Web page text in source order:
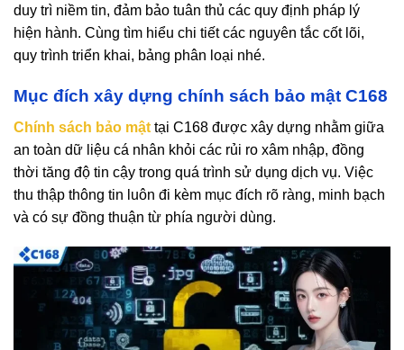
duy trì niềm tin, đảm bảo tuân thủ các quy định pháp lý
hiện hành. Cùng tìm hiểu chi tiết các nguyên tắc cốt lõi,
quy trình triển khai, bảng phân loại nhé.
Mục đích xây dựng chính sách bảo mật C168
Chính sách bảo mật tại C168 được xây dựng nhằm giữa
an toàn dữ liệu cá nhân khỏi các rủi ro xâm nhập, đồng
thời tăng độ tin cậy trong quá trình sử dụng dịch vụ. Việc
thu thập thông tin luôn đi kèm mục đích rõ ràng, minh bạch
và có sự đồng thuận từ phía người dùng.